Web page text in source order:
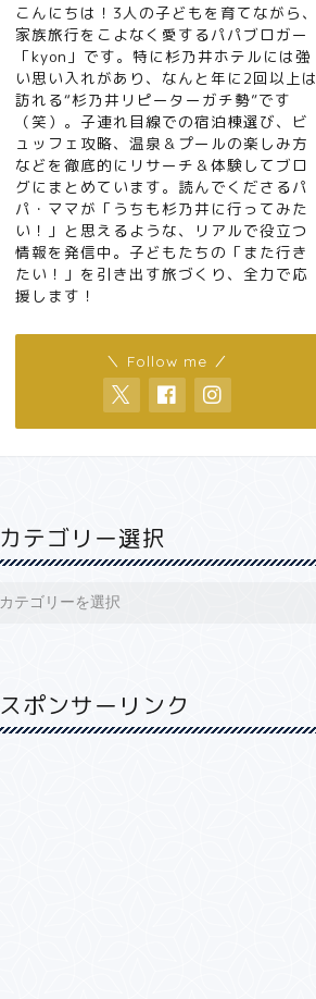
こんにちは！3人の子どもを育てながら、
家族旅行をこよなく愛するパパブロガー
「kyon」です。特に杉乃井ホテルには強
い思い入れがあり、なんと年に2回以上は
訪れる“杉乃井リピーターガチ勢”です
（笑）。子連れ目線での宿泊棟選び、ビ
ュッフェ攻略、温泉＆プールの楽しみ方
などを徹底的にリサーチ＆体験してブロ
グにまとめています。読んでくださるパ
パ・ママが「うちも杉乃井に行ってみた
い！」と思えるような、リアルで役立つ
情報を発信中。子どもたちの「また行き
たい！」を引き出す旅づくり、全力で応
援します！
＼ Follow me ／
カテゴリー選択
スポンサーリンク